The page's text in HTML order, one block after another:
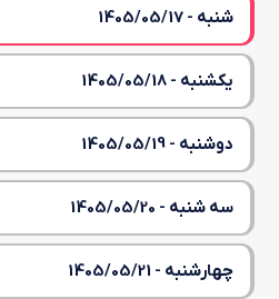
شنبه - 1405/05/17
یکشنبه - 1405/05/18
دوشنبه - 1405/05/19
سه شنبه - 1405/05/20
چهارشنبه - 1405/05/21